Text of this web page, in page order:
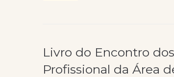
Livro do Encontro
Profissional da Área